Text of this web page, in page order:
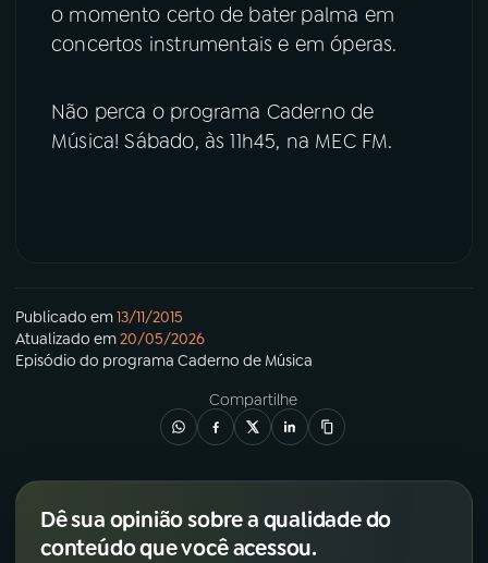
o momento certo de bater palma em
concertos instrumentais e em óperas.
Não perca o programa Caderno de
Música! Sábado, às 11h45, na MEC FM.
Publicado em13/11/2015
Atualizado em20/05/2026
Episódio do programa Caderno de Música
Compartilhe
Dê sua opinião sobre a qualidade do
conteúdo que você acessou.